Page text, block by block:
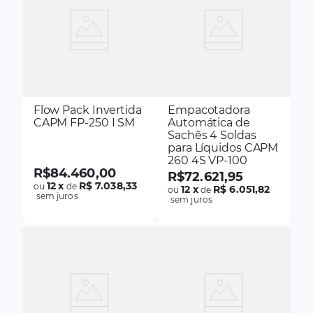
Flow Pack Invertida
CAPM FP-250 I SM
R$84.460,00
ou12x de R$ 7.038,33
sem juros
Empacotadora
Automática de
Sachês 4 Soldas
para Líquidos CAPM
260 4S VP-100
R$72.621,95
ou12 xde R$ 6.051,82
sem juros